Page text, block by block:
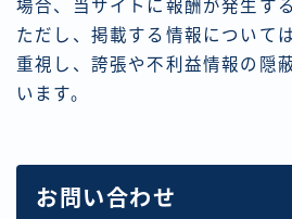
場合、当サイトに報酬が発生す
ただし、掲載する情報について
重視し、誇張や不利益情報の隠
います。
お問い合わせ